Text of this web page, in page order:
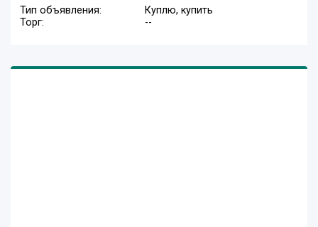
Тип объявления:
Куплю, купить
Торг:
--